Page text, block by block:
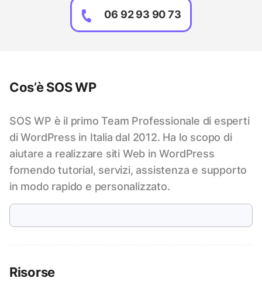
06 92 93 90 73
Cos’è SOS WP
SOS WP è il primo Team Professionale di esperti
di WordPress in Italia dal 2012. Ha lo scopo di
aiutare a realizzare siti Web in WordPress
fornendo tutorial, servizi, assistenza e supporto
in modo rapido e personalizzato.
Risorse